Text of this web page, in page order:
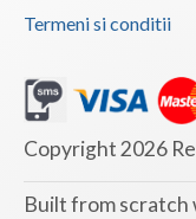
Termeni si conditii
Copyright 2026
Built from scratch